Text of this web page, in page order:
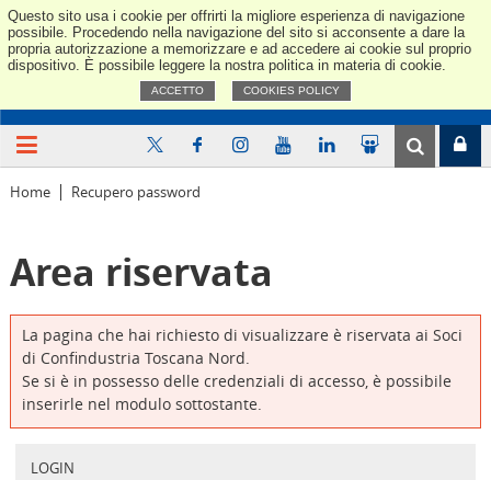
Questo sito usa i cookie per offrirti la migliore esperienza di navigazione
possibile. Procedendo nella navigazione del sito si acconsente a dare la
propria autorizzazione a memorizzare e ad accedere ai cookie sul proprio
dispositivo. È possibile leggere la nostra politica in materia di cookie.
ACCETTO COOKIES POLICY
Home Recupero password
Area riservata
La pagina che hai richiesto di visualizzare è riservata ai Soci
di Confindustria Toscana Nord.
Se si è in possesso delle credenziali di accesso, è possibile
inserirle nel modulo sottostante.
LOGIN